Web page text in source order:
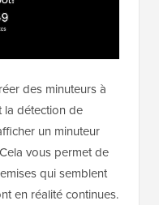
des minuteurs à
la détection de
un minuteur
vous permet de
qui semblent
en réalité continues.